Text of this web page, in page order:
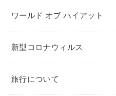
ワールド オブ ハイアット
新型コロナウィルス
旅行について